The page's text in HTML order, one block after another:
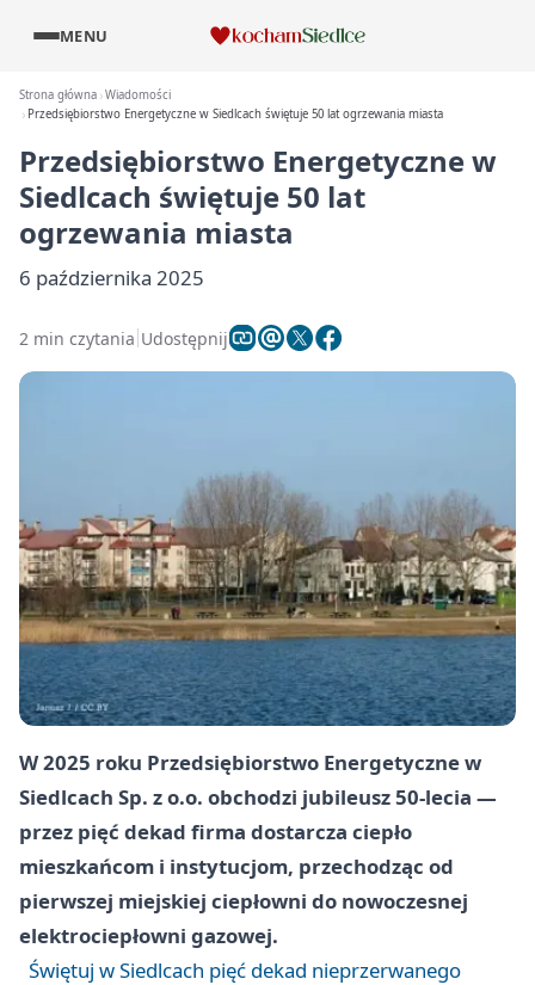
MENU
Strona główna Wiadomości
Przedsiębiorstwo Energetyczne w Siedlcach świętuje 50 lat ogrzewania miasta
Przedsiębiorstwo Energetyczne w
Siedlcach świętuje 50 lat
ogrzewania miasta
6 października 2025
2 min czytania Udostępnij
W 2025 roku Przedsiębiorstwo Energetyczne w
Siedlcach Sp. z o.o. obchodzi jubileusz 50-lecia —
przez pięć dekad firma dostarcza ciepło
mieszkańcom i instytucjom, przechodząc od
pierwszej miejskiej ciepłowni do nowoczesnej
elektrociepłowni gazowej.
Świętuj w Siedlcach pięć dekad nieprzerwanego